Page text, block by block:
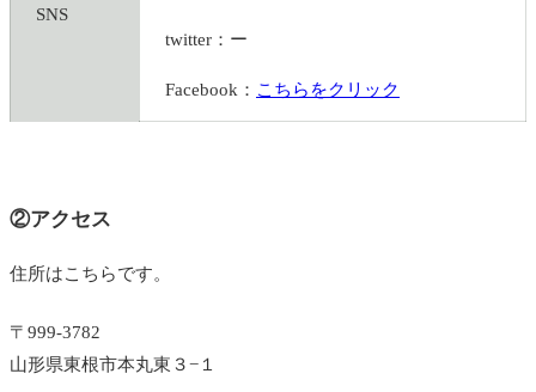
SNS
twitter：ー
Facebook： こちらをクリック
②アクセス
住所はこちらです。
〒999-3782
山形県東根市本丸東３−１